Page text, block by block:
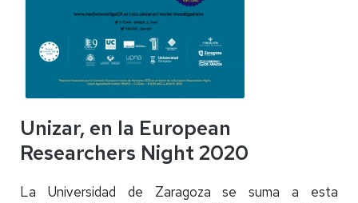
Unizar, en la European
Researchers Night 2020
La Universidad de Zaragoza se suma a esta